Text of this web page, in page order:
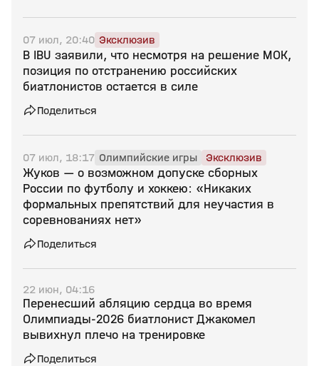
07 июл, 20:40 Эксклюзив
В IBU заявили, что несмотря на решение МОК,
позиция по отстранению российских
биатлонистов остается в силе
Поделиться
07 июл, 18:17 Олимпийские игры Эксклюзив
Жуков — о возможном допуске сборных
России по футболу и хоккею: «Никаких
формальных препятствий для неучастия в
соревнованиях нет»
Поделиться
22 июн, 04:16
Перенесший абляцию сердца во время
Олимпиады‑2026 биатлонист Джакомел
вывихнул плечо на тренировке
Поделиться